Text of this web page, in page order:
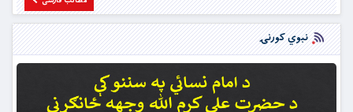
نبوي کورنۍ